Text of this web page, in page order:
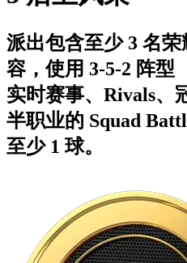
派出包含至少 3 名
容，使用 3-5-2 阵型
实时赛事、Rivals、
半职业的 Squad
至少 1 球。